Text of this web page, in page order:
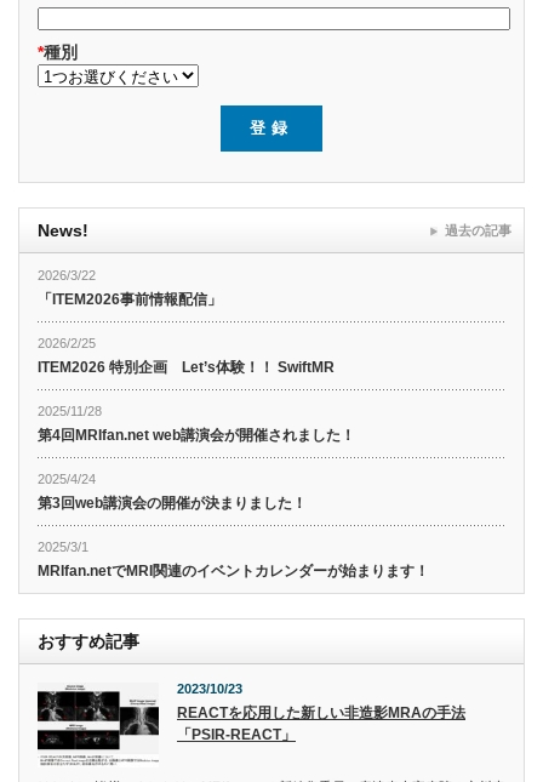
*種別
News!
2026/3/22
「ITEM2026事前情報配信」
2026/2/25
ITEM2026 特別企画 Let’s体験！！ SwiftMR
2025/11/28
第4回MRIfan.net web講演会が開催されました！
2025/4/24
第3回web講演会の開催が決まりました！
2025/3/1
MRIfan.netでMRI関連のイベントカレンダーが始まります！
過去の記事
おすすめ記事
2023/10/23
REACTを応用した新しい非造影MRAの手法
「PSIR-REACT」